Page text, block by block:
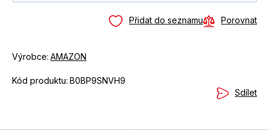
Přidat do seznamu Porovnat
Výrobce: AMAZON
Kód produktu: B0BP9SNVH9
Sdílet